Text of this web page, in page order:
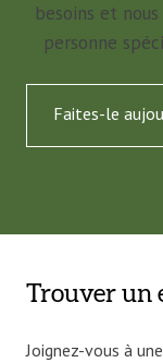
besoins et
personne
Faites-le
Trouver un
Joignez-vous à